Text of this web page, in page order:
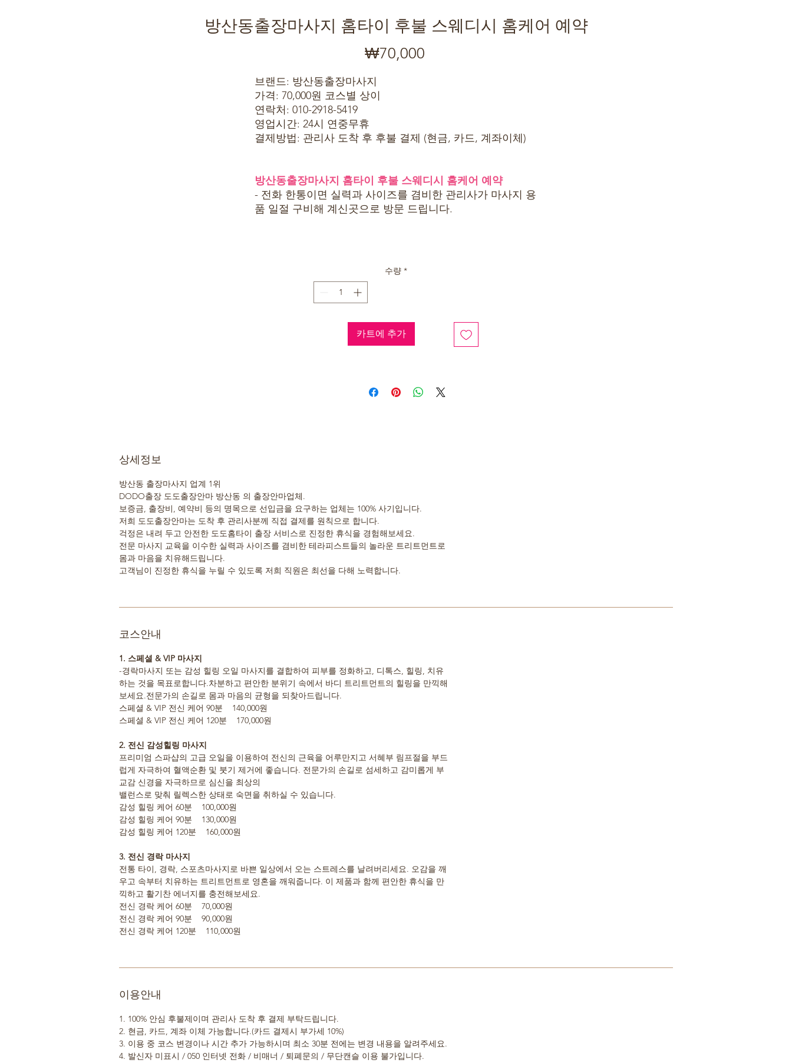
방산동출장마사지 홈타이 후불 스웨디시 홈케어 예약
₩70,000가
브랜드: 방산동출장마사지
가격: 70,000원 코스별 상이
연락처: 010-2918-5419
영업시간: 24시 연중무휴
결제방법: 관리사 도착 후 후불 결제 (현금, 카드, 계좌이체)
방산동출장마사지 홈타이 후불 스웨디시 홈케어 예약
- 전화 한통이면 실력과 사이즈를 겸비한 관리사가 마사지 용
품 일절 구비해 계신곳으로 방문 드립니다.
수량 *
카트에 추가
상세정보
방산동 출장마사지 업계 1위
DODO출장 도도출장안마 방산동 의 출장안마업체.
보증금, 출장비, 예약비 등의 명목으로 선입금을 요구하는 업체는 100% 사기입니다.
저희 도도출장안마는 도착 후 관리사분께 직접 결제를 원칙으로 합니다.
걱정은 내려 두고 안전한 도도홈타이 출장 서비스로 진정한 휴식을 경험해보세요.
전문 마사지 교육을 이수한 실력과 사이즈를 겸비한 테라피스트들의 놀라운 트리트먼트로
몸과 마음을 치유해드립니다.
고객님이 진정한 휴식을 누릴 수 있도록 저희 직원은 최선을 다해 노력합니다.
코스안내
1. 스페셜 & VIP 마사지
-경락마사지 또는 감성 힐링 오일 마사지를 결합하여 피부를 정화하고, 디톡스, 힐링, 치유
하는 것을 목표로합니다.차분하고 편안한 분위기 속에서 바디 트리트먼트의 힐링을 만끽해
보세요.전문가의 손길로 몸과 마음의 균형을 되찾아드립니다.
스페셜 & VIP 전신 케어 90분 140,000원
스페셜 & VIP 전신 케어 120분 170,000원
2. 전신 감성힐링 마사지
프리미엄 스파샵의 고급 오일을 이용하여 전신의 근육을 어루만지고 서혜부 림프절을 부드
럽게 자극하여 혈액순환 및 붓기 제거에 좋습니다. 전문가의 손길로 섬세하고 감미롭게 부
교감 신경을 자극하므로 심신을 최상의
밸런스로 맞춰 릴렉스한 상태로 숙면을 취하실 수 있습니다.
감성 힐링 케어 60분 100,000원
감성 힐링 케어 90분 130,000원
감성 힐링 케어 120분 160,000원
3. 전신 경락 마사지
전통 타이, 경락, 스포츠마사지로 바쁜 일상에서 오는 스트레스를 날려버리세요. 오감을 깨
우고 속부터 치유하는 트리트먼트로 영혼을 깨워줍니다. 이 제품과 함께 편안한 휴식을 만
끽하고 활기찬 에너지를 충전해보세요.
전신 경락 케어 60분 70,000원
전신 경락 케어 90분 90,000원
전신 경락 케어 120분 110,000원
이용안내
1. 100% 안심 후불제이며 관리사 도착 후 결제 부탁드립니다.
2. 현금, 카드, 계좌 이체 가능합니다.(카드 결제시 부가세 10%)
3. 이용 중 코스 변경이나 시간 추가 가능하시며 최소 30분 전에는 변경 내용을 알려주세요.
4. 발신자 미표시 / 050 인터넷 전화 / 비매너 / 퇴폐문의 / 무단캔슬 이용 불가입니다.